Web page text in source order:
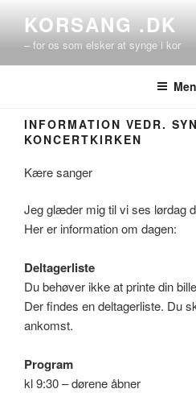
indhold
KORSANG .DK
– for os som elsker at synge i kor
INFORMATION VEDR.
KONCERTKIRKEN
Kære sanger
Jeg glæder mig til vi ses lørdag
Her er information om dagen:
Deltagerliste
Du behøver ikke at printe din
Der findes en deltagerliste. Du
ankomst.
Program
kl 9:30 – dørene åbner